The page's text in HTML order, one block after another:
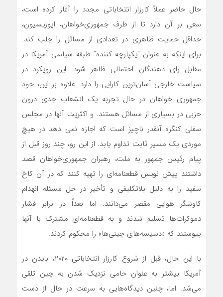
حال حاضر عملاً کارزار انتخاباتی مجدد را آغاز کرده است،
سعی بر آن دارد تا از طرف جمهوری‌خواهان، اپوزیسیون،
حداقل حمایت ظاهری در تعدادی از مسائل را جلب کند.
برای اینکه به عنوان “یکپارچه کننده” طبقه سیاسی آمریکا در
مقابل رای دهندگان احتمالی ظاهر شود. این رویکرد در
سیاست خارجی آسان‌ترین کارایی را دارد. علاوه بر این، خود
جمهوری خواهان در حال تجربه یک انشعاب جدی درون
حزبی در بسیاری از مسائل هستند. و اکثریت آنها در مجلس
سفلی کنگره آنقدر ناچیز است که اجازه نمی دهد در هیچ
موردی یک مسیر ثابت تداوم یابد. از این رو، چند روز قبل از
پیام رئیس جمهور به ملت، رهبران جمهوری‌خواهان قصد
داشتند پیش نویس قطعنامه‌ای را تهیه کنند که در آن کاخ
سفید را به دلیل بلاتکلیفی و تأخیر در حل مسئله انهدام
کاوشگر هوایی مقصر می‌دانند. اما بعداً در برابر فشار
دموکرات‌ها تسلیم شدند و به قطعنامه‌ای مشترک با آنها
پیوستند که «دسیسه‌های چینی‌ها» را محکوم کردند.
با این حال، قبل از شروع کارزار انتخاباتی ۲۰۲۰، بایدن در
آمریکا بیشتر به عنوان حامی نزدیک شدن به چین تلقی‌
می‌شد. اما، چنین دیدگاه‌هایی به سرعت در حال از دست